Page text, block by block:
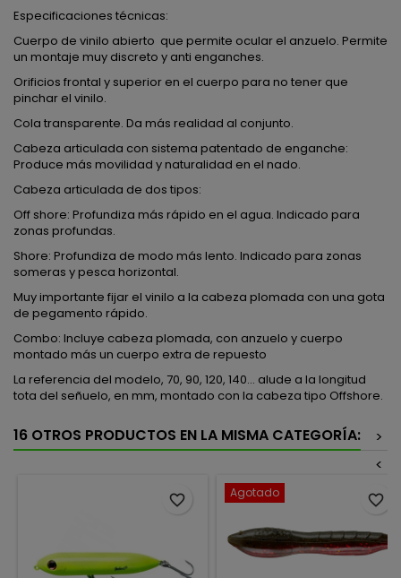
Especificaciones técnicas:
Cuerpo de vinilo abierto que permite ocular el anzuelo. Permite
un montaje muy discreto y anti enganches.
Orificios frontal y superior en el cuerpo para no tener que
pinchar el vinilo.
Cola transparente. Da más realidad al conjunto.
Cabeza articulada con sistema patentado de enganche:
Produce más movilidad y naturalidad en el nado.
Cabeza articulada de dos tipos:
Off shore: Profundiza más rápido en el agua. Indicado para
zonas profundas.
Shore: Profundiza de modo más lento. Indicado para zonas
someras y pesca horizontal.
Muy importante fijar el vinilo a la cabeza plomada con una gota
de pegamento rápido.
Combo: Incluye cabeza plomada, con anzuelo y cuerpo
montado más un cuerpo extra de repuesto
La referencia del modelo, 70, 90, 120, 140... alude a la longitud
tota del señuelo, en mm, montado con la cabeza tipo Offshore.
16 OTROS PRODUCTOS EN LA MISMA CATEGORÍA:
>
<
favorite_border Agotado favorite_border